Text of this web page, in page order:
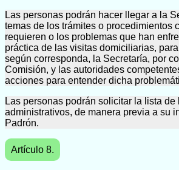
Las personas podrán hacer llegar a la
temas de los trámites o procedimientos
requieren o los problemas que han
práctica de las visitas domiciliarias,
según corresponda, la Secretaría, por
Comisión, y las autoridades
acciones para entender dicha
Las personas podrán solicitar la lista de
administrativos, de manera previa a su
Padrón.
Artículo 8.